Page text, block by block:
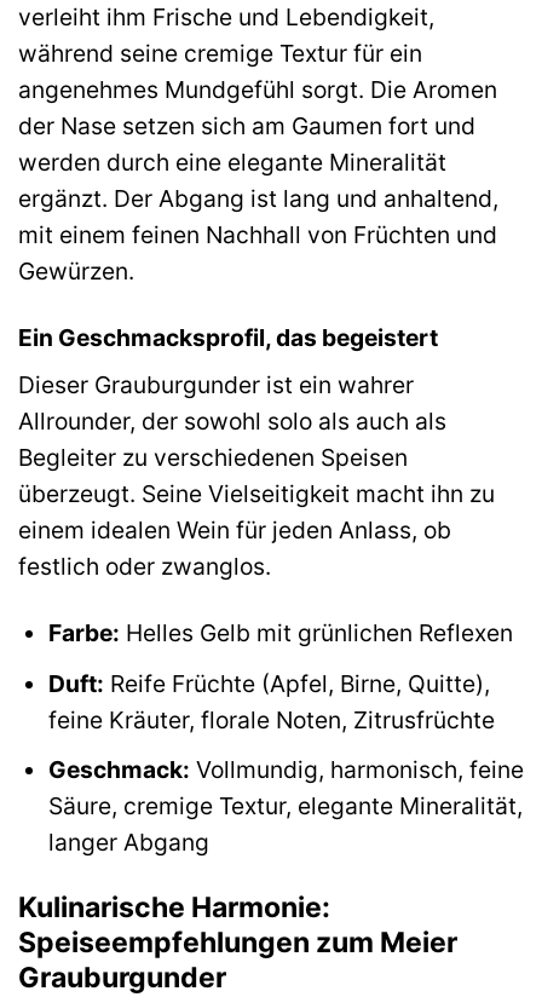
verleiht ihm Frische und Lebendigkeit,
während seine cremige Textur für ein
angenehmes Mundgefühl sorgt. Die Aromen
der Nase setzen sich am Gaumen fort und
werden durch eine elegante Mineralität
ergänzt. Der Abgang ist lang und anhaltend,
mit einem feinen Nachhall von Früchten und
Gewürzen.
Ein Geschmacksprofil, das begeistert
Dieser Grauburgunder ist ein wahrer
Allrounder, der sowohl solo als auch als
Begleiter zu verschiedenen Speisen
überzeugt. Seine Vielseitigkeit macht ihn zu
einem idealen Wein für jeden Anlass, ob
festlich oder zwanglos.
Farbe: Helles Gelb mit grünlichen Reflexen
Duft: Reife Früchte (Apfel, Birne, Quitte),
feine Kräuter, florale Noten, Zitrusfrüchte
Geschmack: Vollmundig, harmonisch, feine
Säure, cremige Textur, elegante Mineralität,
langer Abgang
Kulinarische Harmonie:
Speiseempfehlungen zum Meier
Grauburgunder